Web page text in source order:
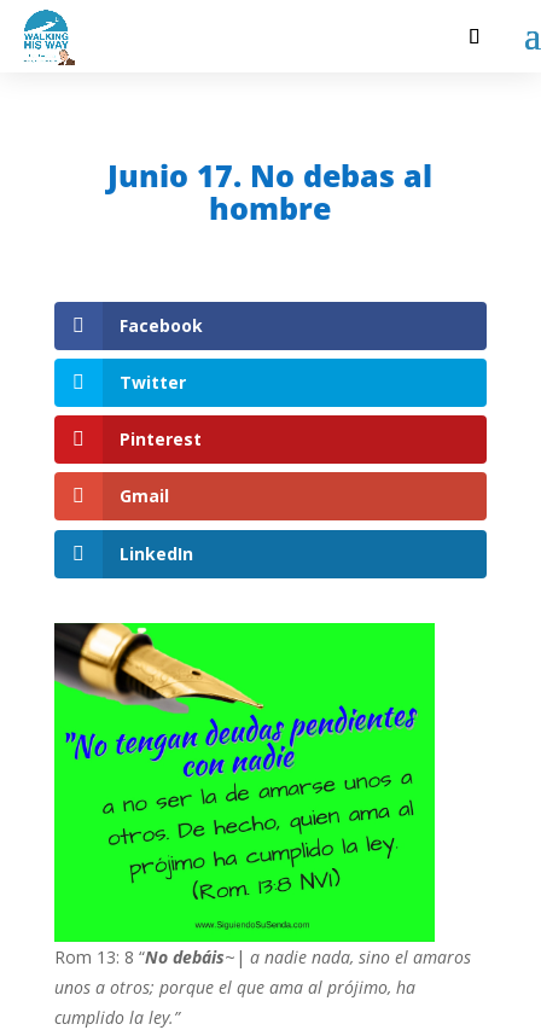
Junio 17. No debas al
hombre
Facebook
Twitter
Pinterest
Gmail
LinkedIn
Rom 13: 8 “No debáis~| a nadie nada, sino el amaros
unos a otros; porque el que ama al prójimo, ha
cumplido la ley.”